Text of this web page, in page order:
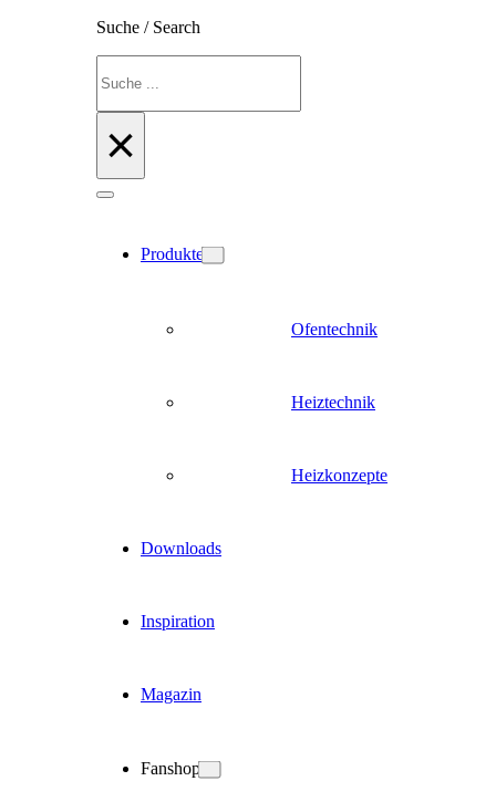
Suche / Search
×
Produkte
Ofentechnik
Heiztechnik
Heizkonzepte
Downloads
Inspiration
Magazin
Fanshop